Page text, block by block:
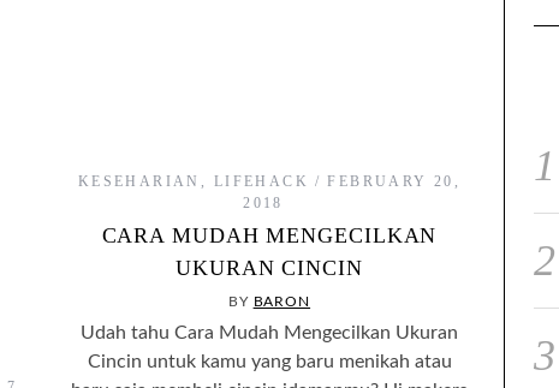
KESEHARIAN , LIFEHACK
FEBRUARY 20,
2018
CARA MUDAH MENGECILKAN
UKURAN CINCIN
BY BARON
Udah tahu Cara Mudah Mengecilkan Ukuran
Cincin untuk kamu yang baru menikah atau